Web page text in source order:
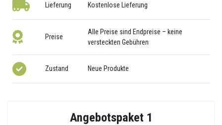
Lieferung Kostenlose Lieferung
Preise
Alle Preise sind Endpreise – keine
versteckten Gebühren
Zustand Neue Produkte
Angebotspaket 1